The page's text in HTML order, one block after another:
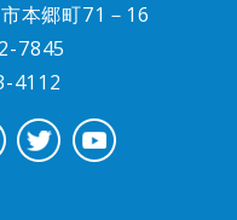
本郷町71－16
7845
4112